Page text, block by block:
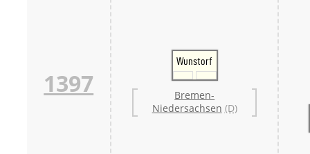
1397
Wunstorf
Bremen-
Niedersachsen (D)